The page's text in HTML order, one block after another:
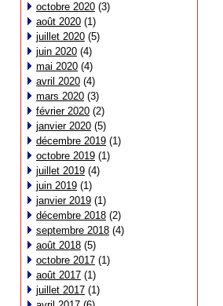
octobre 2020 (3)
août 2020 (1)
juillet 2020 (5)
juin 2020 (4)
mai 2020 (4)
avril 2020 (4)
mars 2020 (3)
février 2020 (2)
janvier 2020 (5)
décembre 2019 (1)
octobre 2019 (1)
juillet 2019 (4)
juin 2019 (1)
janvier 2019 (1)
décembre 2018 (2)
septembre 2018 (4)
août 2018 (5)
octobre 2017 (1)
août 2017 (1)
juillet 2017 (1)